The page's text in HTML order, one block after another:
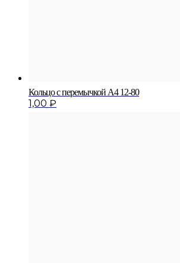
Кольцо с перемычкой A4 12-80
1,00 ₽